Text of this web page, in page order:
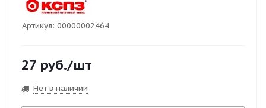
Артикул: 00000002464
27 руб./шт
Нет в наличии